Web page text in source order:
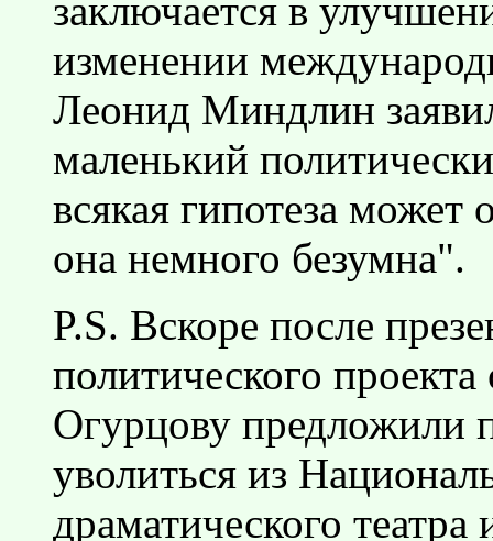
заключается в
изменении
Леонид Миндлин
маленький
всякая гипотеза может
она немного безумна".
P.S. Вскоре после
политического
Огурцову предложили
уволиться из
драматического